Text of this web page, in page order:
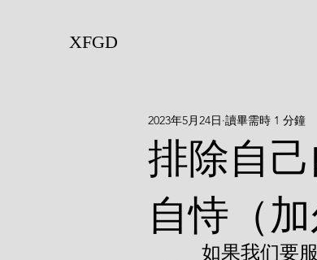
XFGD
排除自
自恃（加
2023年5月24日 讀畢需時 1 分鐘